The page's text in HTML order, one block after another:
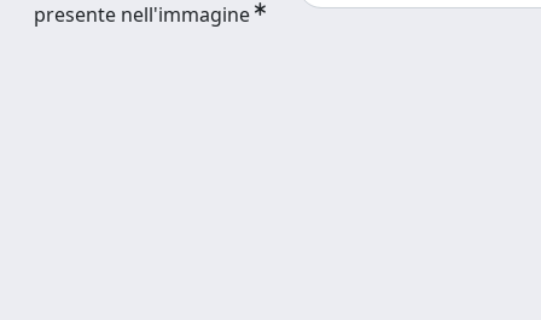
presente nell'immagine